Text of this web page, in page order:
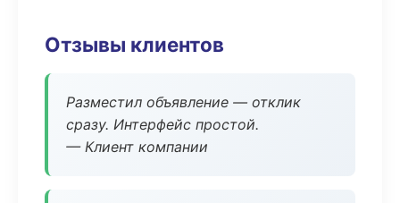
Отзывы клиентов
Разместил объявление — отклик
сразу. Интерфейс простой.
— Клиент компании